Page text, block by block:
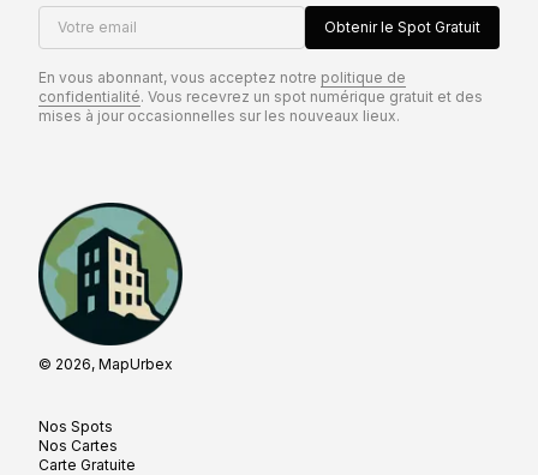
© 2026, MapUrbex
Nos Spots
Nos Cartes
Carte Gratuite
Votre email Obtenir le Spot Gratuit
En vous abonnant, vous acceptez notre politique de
confidentialité. Vous recevrez un spot numérique gratuit et des
mises à jour occasionnelles sur les nouveaux lieux.